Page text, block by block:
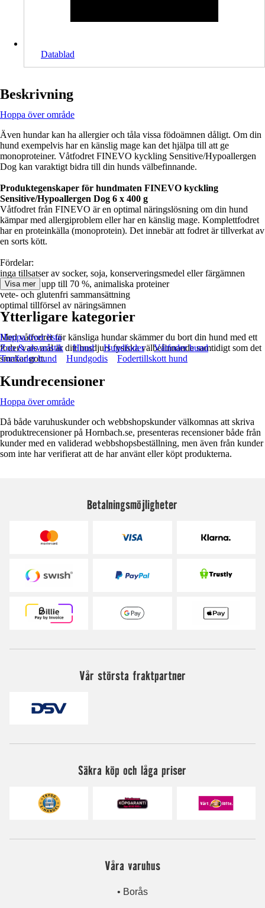
Datablad
Beskrivning
Hoppa över område
Även hundar kan ha allergier och tåla vissa födoämnen dåligt. Om din
hund exempelvis har en känslig mage kan det hjälpa till att ge
monoproteiner. Våtfodret FINEVO kyckling Sensitive/Hypoallergen
Dog kan varaktigt bidra till din hunds välbefinnande.
Produktegenskaper för hundmaten FINEVO kyckling
Sensitive/Hypoallergen Dog 6 x 400 g
Våtfodret från FINEVO är en optimal näringslösning om din hund
kämpar med allergiproblem eller har en känslig mage. Komplettfodret
har en proteinkälla (monoprotein). Det innebär att fodret är tillverkat av
en sorts kött.
Fördelar:
inga tillsatser av socker, soja, konserveringsmedel eller färgämnen
hög andel, upp till 70 %, animaliska proteiner
vete- och glutenfri sammansättning
optimal tillförsel av näringsämnen
Med våtfodret för känsliga hundar skämmer du bort din hund med ett
foder vars mål är ditt husdjurs fysiska välbefinnande samtidigt som det
smakar gott.
Visa mer
Ytterligare kategorier
Hoppa över lista
Zoo & akvaristik
Hund Hundfoder
Våtfoder hund
Torrfoder hund
Hundgodis Fodertillskott hund
Kundrecensioner
Hoppa över område
Då både varuhuskunder och webbshopskunder välkomnas att skriva
produktrecensioner på Hornbach.se, presenteras recensioner både från
kunder med en validerad webbshopsbeställning, men även från kunder
som inte har verifierat att de har använt eller köpt produkterna.
Betalningsmöjligheter
Vår största fraktpartner
Säkra köp och låga priser
Våra varuhus
• Borås